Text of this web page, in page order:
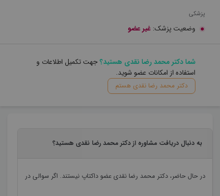
پزشکی
وضعیت پزشک: غیر عضو
شما دکتر محمد رضا نقدی هستید؟جهت تکمیل اطلاعات و
استفاده از امکانات عضو شوید.
دکتر محمد رضا نقدی هستم
به دنبال دریافت مشاوره از دکتر محمد رضا نقدی هستید؟
در حال حاضر،دکتر محمد رضا نقدیعضو داکتاپ نیستند. اگر سوالی در